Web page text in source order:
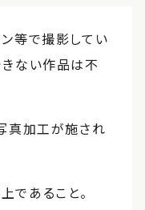
ン等で撮影してい
きない作品は不
真加工が施され
であること。